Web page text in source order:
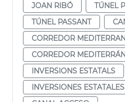
JOAN RIBÓ
TÚNEL
TÚNEL PASSANT
CORREDOR
CORREDOR
INVERSIONS ESTATALS
INVERSIONES ESTATALES